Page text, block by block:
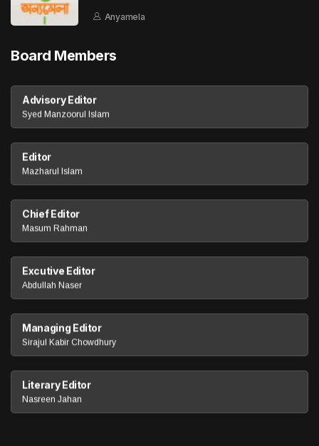
Anyamela
Board Members
Advisory Editor
Syed Manzoorul Islam
Editor
Mazharul Islam
Chief Editor
Masum Rahman
Excutive Editor
Abdullah Naser
Managing Editor
Sirajul Kabir Chowdhury
Literary Editor
Nasreen Jahan